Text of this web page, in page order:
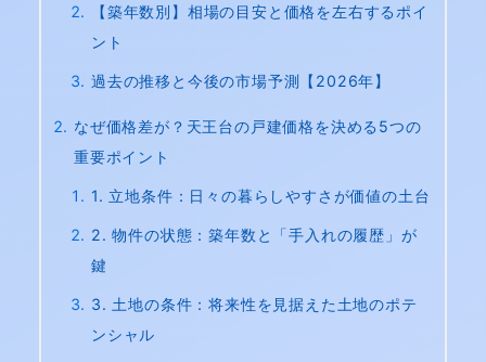
【築年数別】相場の目安と価格を左右するポイ
ント
過去の推移と今後の市場予測【2026年】
なぜ価格差が？天王台の戸建価格を決める5つの
重要ポイント
1. 立地条件：日々の暮らしやすさが価値の土台
2. 物件の状態：築年数と「手入れの履歴」が
鍵
3. 土地の条件：将来性を見据えた土地のポテ
ンシャル